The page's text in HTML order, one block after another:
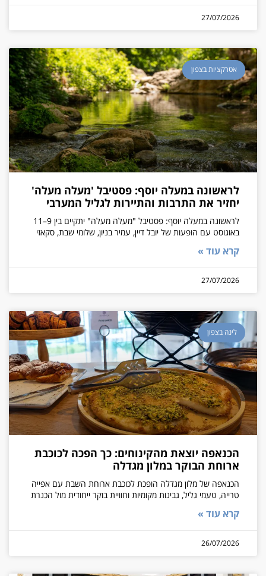
27/07/2026
אטרקציות בצפון
לראשונה במעלה יוסף: פסטיבל 'מעלה מעלה'
יחזיר את התרבות והתיירות לגליל המערבי
לראשונה במעלה יוסף: פסטיבל "מעלה מעלה" יתקיים בין 9–11
באוגוסט עם הופעות של יובל דיין, עמיר בניון, שלומי שבת, סקאזי
קרא עוד »
27/07/2026
לינה בצפון
הכנאפה יוצאת מהקינוחים: כך הפכה לכוכבת
ארוחת הבוקר במלון מגדלה
הכנאפה של מלון מגדלה הופכת לכוכבת ארוחת השבת עם אפייה
טרייה, טעמי גליל, גבינות מקומיות וחוויית בוקר ייחודית מול הכנרת
קרא עוד »
26/07/2026